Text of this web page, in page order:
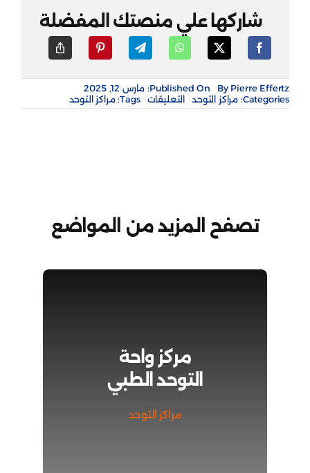
شاركها علي منصتك المفضلة
By Pierre Effertz
Published On: مارس 12, 2025
Categories: مراكز التوحد التعليقاتعلى
مركز
Tags: مراكز التوحد
تصفح المزيد من المواضع
مركز واحة
التوحد الطبي
مراكز التوحد